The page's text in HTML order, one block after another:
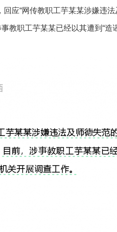
“网传教职工芋某某涉嫌违法
职工芋某某已经以其遭到“造